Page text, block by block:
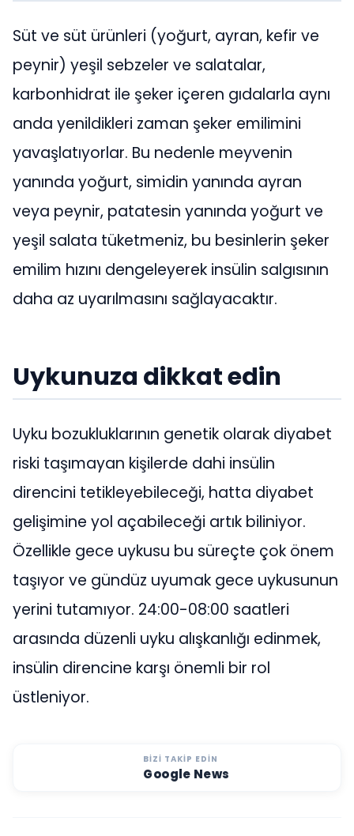
Süt ve süt ürünleri (yoğurt, ayran, kefir ve
peynir) yeşil sebzeler ve salatalar,
karbonhidrat ile şeker içeren gıdalarla aynı
anda yenildikleri zaman şeker emilimini
yavaşlatıyorlar. Bu nedenle meyvenin
yanında yoğurt, simidin yanında ayran
veya peynir, patatesin yanında yoğurt ve
yeşil salata tüketmeniz, bu besinlerin şeker
emilim hızını dengeleyerek insülin salgısının
daha az uyarılmasını sağlayacaktır.
Uykunuza dikkat edin
Uyku bozukluklarının genetik olarak diyabet
riski taşımayan kişilerde dahi insülin
direncini tetikleyebileceği, hatta diyabet
gelişimine yol açabileceği artık biliniyor.
Özellikle gece uykusu bu süreçte çok önem
taşıyor ve gündüz uyumak gece uykusunun
yerini tutamıyor. 24:00-08:00 saatleri
arasında düzenli uyku alışkanlığı edinmek,
insülin direncine karşı önemli bir rol
üstleniyor.
BIZI TAKIP EDIN
Google News